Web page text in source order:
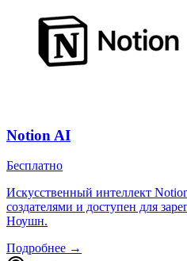
Notion AI
Бесплатно
Искусственный интеллект
создателями и доступен для
Ноушн.
Подробнее →